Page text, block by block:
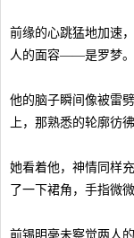
前缘的心跳猛地加速
人的面容——是罗梦。
他的脑子瞬间像被雷
上，那熟悉的轮廓彷
她看着他，神情同样
了一下裙角，手指微
前锡明毫未察觉两人